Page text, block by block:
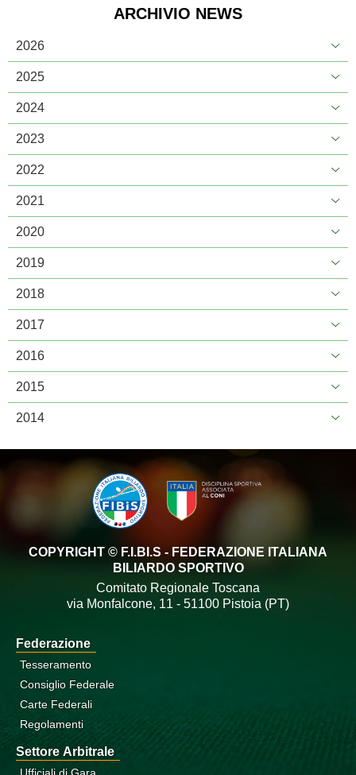
ARCHIVIO NEWS
2026
2025
2024
2023
2022
2021
2020
2019
2018
2017
2016
2015
2014
COPYRIGHT © F.I.BI.S - FEDERAZIONE ITALIANA
BILIARDO SPORTIVO
Comitato Regionale Toscana
via Monfalcone, 11 - 51100 Pistoia (PT)
Federazione
Tesseramento
Consiglio Federale
Carte Federali
Regolamenti
Settore Arbitrale